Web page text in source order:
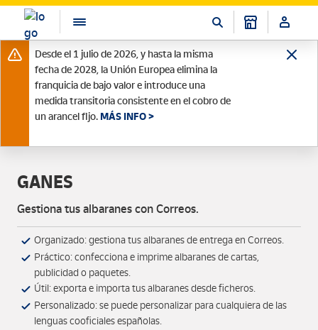
Desde el 1 julio de 2026, y hasta la misma
fecha de 2028, la Unión Europea elimina la
franquicia de bajo valor e introduce una
medida transitoria consistente en el cobro de
un arancel fijo. MÁS INFO >
GANES
Gestiona tus albaranes con Correos.
Organizado: gestiona tus albaranes de entrega en Correos.
Práctico: confecciona e imprime albaranes de cartas,
publicidad o paquetes.
Útil: exporta e importa tus albaranes desde ficheros.
Personalizado: se puede personalizar para cualquiera de las
lenguas cooficiales españolas.